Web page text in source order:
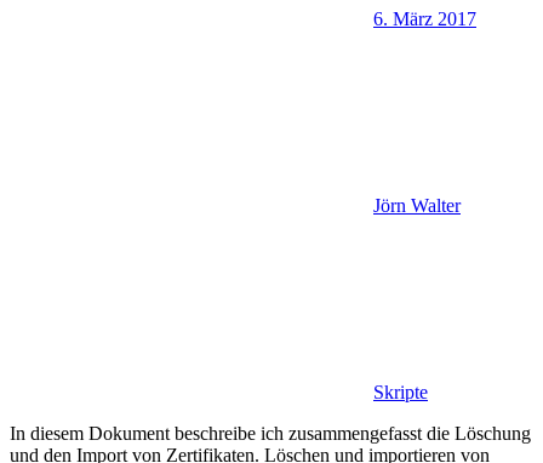
6. März 2017
Jörn Walter
Skripte
In diesem Dokument beschreibe ich zusammengefasst die Löschung
und den Import von Zertifikaten. Löschen und importieren von